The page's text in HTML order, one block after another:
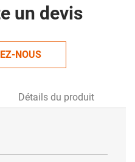
un devis
NOUS
Détails du produit